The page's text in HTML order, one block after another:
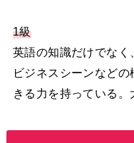
1級
英語の知識だけでなく
ビジネスシーンなど
きる力を持っている。